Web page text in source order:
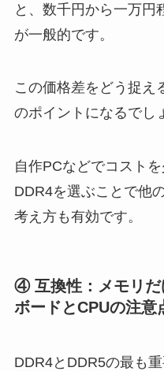
と、数千円から一万円
が一般的です。
この価格差をどう捉え
のポイントになるでし
自作PCなどでコスト
DDR4を選ぶことで他
考え方も有効です。
④ 互換性：メモリだ
ボードとCPUの注意
DDR4とDDR5の最も